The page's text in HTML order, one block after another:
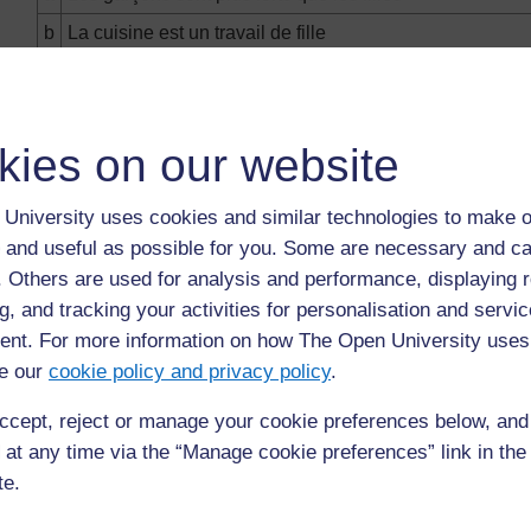
on our website
University uses cookies and similar technologies to make
useful as possible for you. Some are necessary and
Others are used for analysis and performance, displaying
and tracking your activities for personalisation and
For more information on how The Open University
our cookie policy and privacy policy.
reject or manage your cookie preferences below,
any time via the “Manage cookie preferences” link in
b
La cuisine est un travail de fille
Les filles n’ont pas le temps d’étudier parce qu’elles
À l’école, les filles travaillent plus que les garçons
g
L’éducation est plus importante pour les garçons,
famille quand ils seront plus grands
Précédent
Précédent
Ressource 1: Questions relatives aux différences
perçues entre hommes et femmes